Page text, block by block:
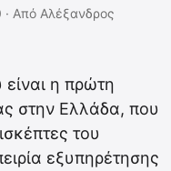
· Από Αλέξανδρος
η πρώτη
στην Ελλάδα, που
του
εξυπηρέτησης